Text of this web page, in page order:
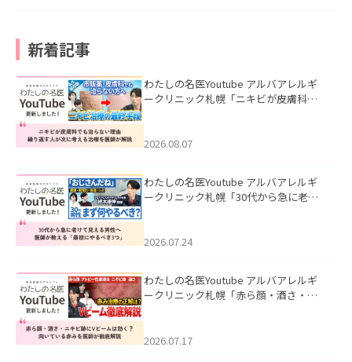
新着記事
わたしの名医Youtube アルバアレルギ
ークリニック札幌「ニキビが皮膚科で
ました。
2026.08.07
わたしの名医Youtube アルバアレルギ
ークリニック札幌「30代から急に老け
た。
2026.07.24
わたしの名医Youtube アルバアレルギ
ークリニック札幌「赤ら顔・酒さ・ニ
した。
2026.07.17